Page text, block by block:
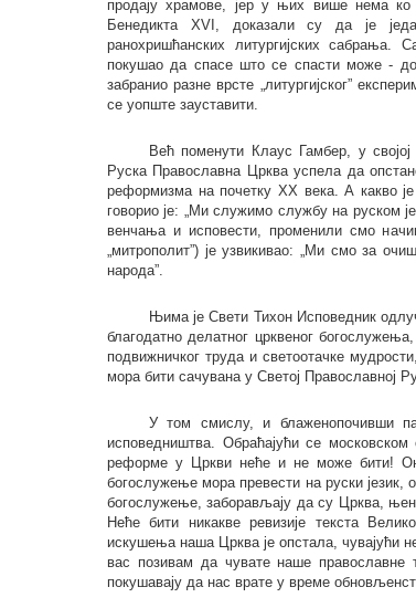
продају храмове, јер у њих више нема
Бенедикта XVI, доказали су да је
ранохришћанских литургијских
покушао да спасе што се спасти може -
забранио разне врсте „литургијског”
се уопште зауставити.
Већ поменути Клаус Гамбер, у
Руска Православна Црква успела да
реформизма на почетку XX века. А какво
говорио је: „Ми служимо службу на руском
венчања и исповести, променили смо
„митрополит”) је узвикивао: „Ми смо за
народа”.
Њима је Свети Тихон Исповедник
благодатно делатног црквеног
подвижничког труда и светоотачке
мора бити сачувана у Светој Православној
У том смислу, и блаженопочивши
исповедништва. Обраћајући се
реформе у Цркви неће и не може бити!
богослужење мора превести на руски језик,
богослужење, заборављају да су Црква,
Неће бити никакве ревизије текста
искушења наша Црква је опстала, чувајући
вас позивам да чувате наше православне
покушавају да нас врате у време